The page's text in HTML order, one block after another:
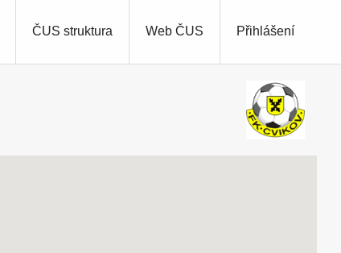
Přihlášení
ČUS struktura Web ČUS